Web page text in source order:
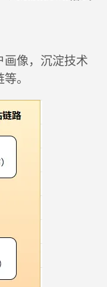
像，沉淀技术
。